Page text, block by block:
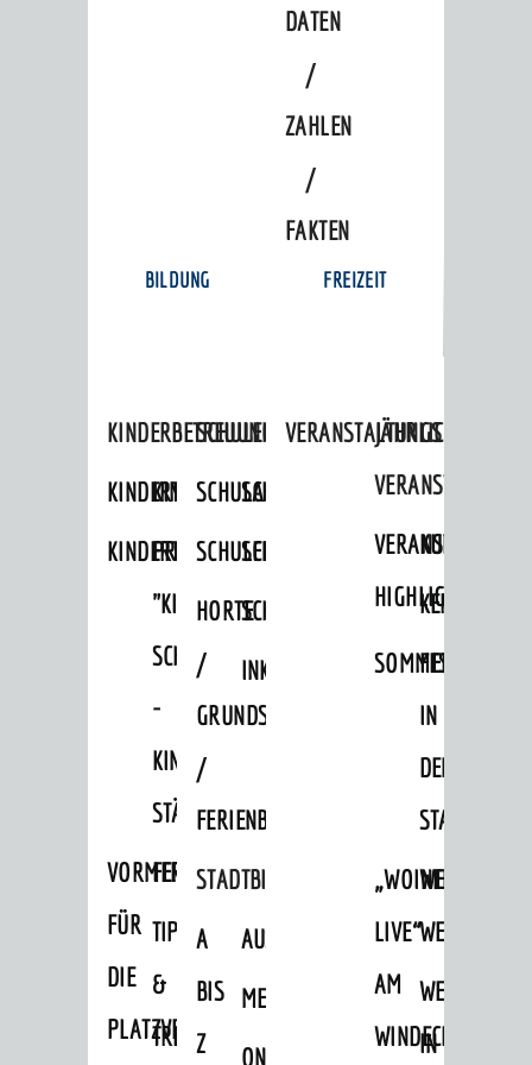
DATEN
/
ZAHLEN
/
FAKTEN
BILDUNG
KINDERBETREUUNG
KINDERTAGESPFLEGE
KINDERKRIPPEN
KINDERTAGESSTÄTTEN
PROJEKT
"KINDER
SCHÜTZEN
-
KINDER
STÄRKEN"
VORMERKVERFAHREN
FÜR
DIE
PLATZVERGABE
FERIENANGEBOTE
TIPPS
&
TREFFS
SCHULEN
SCHULARTEN
SCHULVERWALTUNG
SCHULFERIEN
SCHÜLERBEFÖRDERUNG
HORTE
/
GRUNDSCHULBETREUUNG
/
FERIENBETREUUNG
SCHULSOZIALARBEIT
INKLUSION
STADTBIBLIOTHEK
A
BIS
Z
AUSLEIHE
MEDIENANGEBOTE
ONLINE-
FREIZEIT
VERANSTALTUNGSKALENDER
JÄHRLICHE
HIGHLIGHTS
KERWE
SOMMERTAGSZUG
FESTE
IN
DEN
STADTTEILEN
„WOINEM
LIVE“
AM
WINDECKPLATZ
WEINHEIMER
IN
AKTUELLES